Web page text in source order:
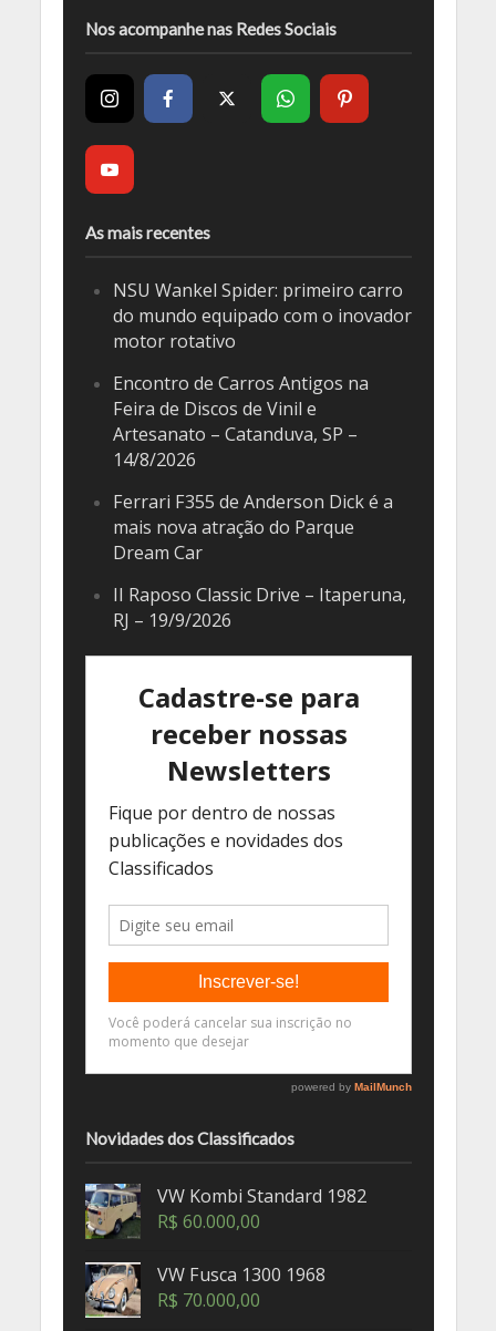
Nos acompanhe nas Redes Sociais
As mais recentes
NSU Wankel Spider: primeiro carro
do mundo equipado com o inovador
motor rotativo
Encontro de Carros Antigos na
Feira de Discos de Vinil e
Artesanato – Catanduva, SP –
14/8/2026
Ferrari F355 de Anderson Dick é a
mais nova atração do Parque
Dream Car
II Raposo Classic Drive – Itaperuna,
RJ – 19/9/2026
Novidades dos Classificados
VW Kombi Standard 1982
R$ 60.000,00
VW Fusca 1300 1968
R$ 70.000,00